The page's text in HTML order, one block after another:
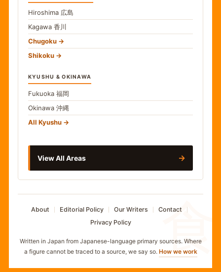
食
Hiroshima 広島
Kagawa 香川
Chugoku
Shikoku
KYUSHU & OKINAWA
Fukuoka 福岡
Okinawa 沖縄
All Kyushu
View All Areas →
About Editorial Policy Our Writers
Contact
Privacy Policy
Written in Japan from Japanese-language primary sources. Where
a figure cannot be traced to a source, we say so. How we work